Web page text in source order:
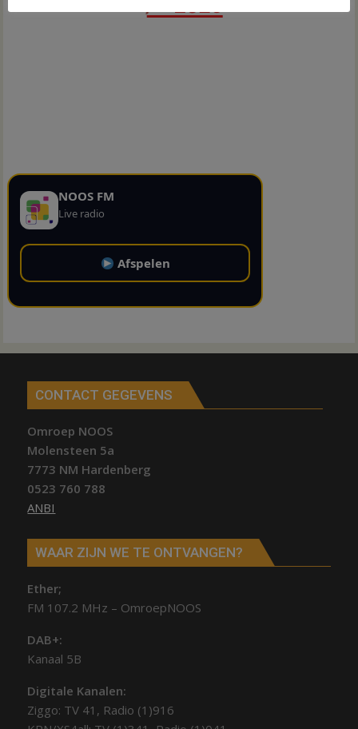
NOOS FM
Live radio
Afspelen
CONTACT GEGEVENS
Omroep NOOS
Molensteen 5a
7773 NM Hardenberg
0523 760 788
ANBI
WAAR ZIJN WE TE ONTVANGEN?
Ether;
FM 107.2 MHz – OmroepNOOS
DAB+:
Kanaal 5B
Digitale Kanalen:
Ziggo: TV 41, Radio (1)916